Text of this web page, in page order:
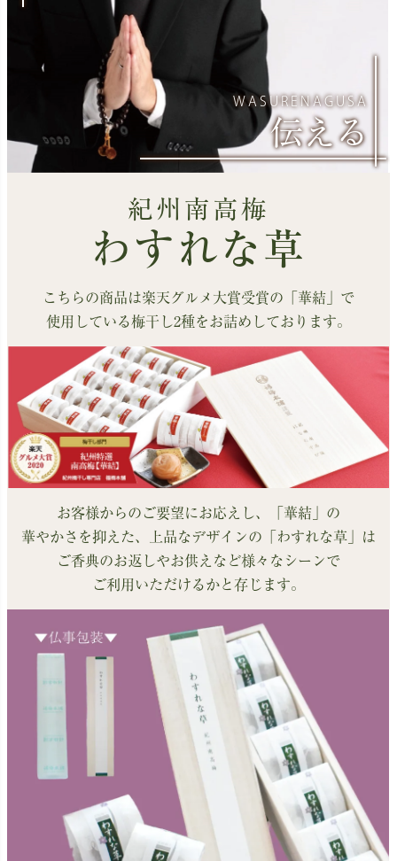
WASURENAGUSA
伝える
紀州南高梅
わすれな草
こちらの商品は楽天グルメ大賞受賞の「華結」で
使用している梅干し2種をお詰めしております。
お客様からのご要望にお応えし、「華結」の
華やかさを抑えた、上品なデザインの「わすれな草」は
ご香典のお返しやお供えなど様々なシーンで
ご利用いただけるかと存じます。